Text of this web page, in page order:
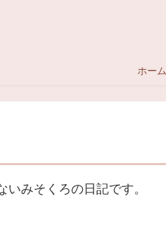
ホーム
いみそくろの日記です。